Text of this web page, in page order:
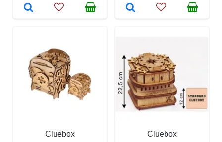
Cluebox
Cluebox